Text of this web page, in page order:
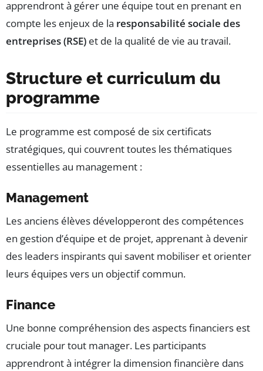
apprendront à gérer une équipe tout en prenant en
compte les enjeux de la responsabilité sociale des
entreprises (RSE) et de la qualité de vie au travail.
Structure et curriculum du
programme
Le programme est composé de six certificats
stratégiques, qui couvrent toutes les thématiques
essentielles au management :
Management
Les anciens élèves développeront des compétences
en gestion d’équipe et de projet, apprenant à devenir
des leaders inspirants qui savent mobiliser et orienter
leurs équipes vers un objectif commun.
Finance
Une bonne compréhension des aspects financiers est
cruciale pour tout manager. Les participants
apprendront à intégrer la dimension financière dans